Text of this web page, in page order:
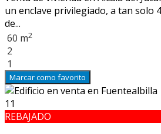
un enclave privilegiado, a tan solo
de...
60 m2
2
1
Marcar como favorito
11
REBAJADO